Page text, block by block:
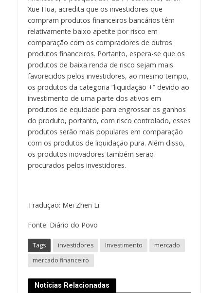
Xue Hua, acredita que os investidores que
compram produtos financeiros bancários têm
relativamente baixo apetite por risco em
comparação com os compradores de outros
produtos financeiros. Portanto, espera-se que os
produtos de baixa renda de risco sejam mais
favorecidos pelos investidores, ao mesmo tempo,
os produtos da categoria “liquidação +” devido ao
investimento de uma parte dos ativos em
produtos de equidade para engrossar os ganhos
do produto, portanto, com risco controlado, esses
produtos serão mais populares em comparação
com os produtos de liquidação pura. Além disso,
os produtos inovadores também serão
procurados pelos investidores.
Tradução: Mei Zhen Li
Fonte: Diário do Povo
Tags investidores Investimento
mercado
mercado financeiro
Notícias Relacionadas